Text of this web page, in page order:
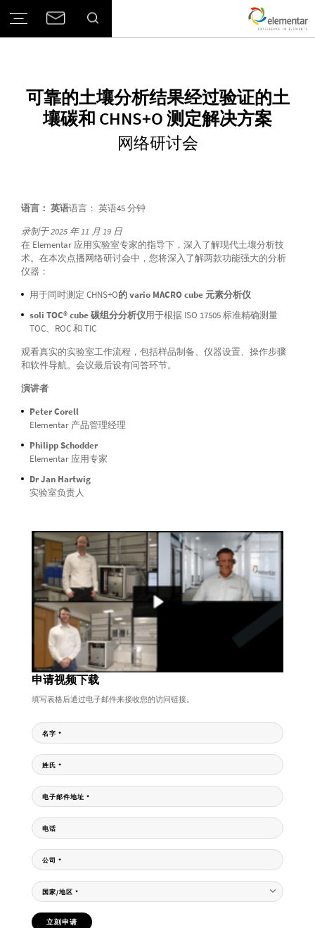
可靠的土壤分析结果经过验证的土
壤碳和 CHNS+O 测定解决方案
网络研讨会
语言： 英语语言： 英语45 分钟
录制于 2025 年 11 月 19 日
在 Elementar 应用实验室专家的指导下，深入了解现代土壤分析技
术。在本次点播网络研讨会中，您将深入了解两款功能强大的分析
仪器：
用于同时测定 CHNS+O的 vario MACRO cube 元素分析仪
soli TOC® cube 碳组分分析仪用于根据 ISO 17505 标准精确测量
TOC、ROC 和 TIC
观看真实的实验室工作流程，包括样品制备、仪器设置、操作步骤
和软件导航。会议最后设有问答环节。
演讲者
Peter Corell
Elementar 产品管理经理
Philipp Schodder
Elementar 应用专家
Dr Jan Hartwig
实验室负责人
申请视频下载
填写表格后通过电子邮件来接收您的访问链接。
名字 *
姓氏 *
电子邮件地址 *
电话
公司 *
国家/地区 *
立刻申请